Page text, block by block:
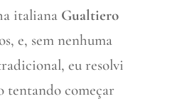
italiana Gualtiero
e, sem nenhuma
eu resolvi
tentando começar